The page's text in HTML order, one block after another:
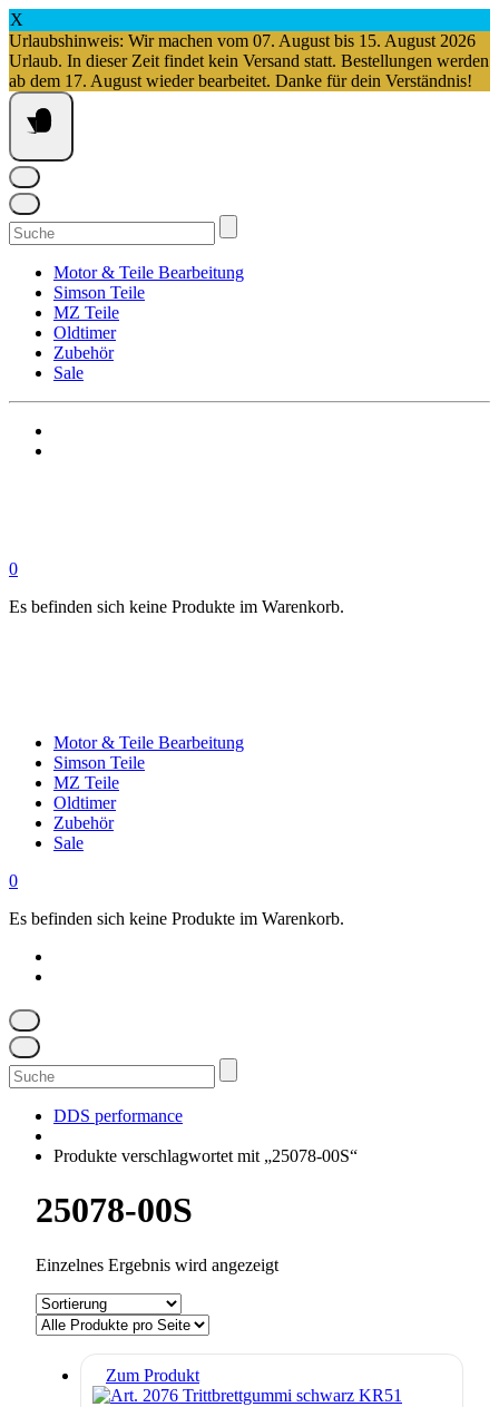
X
Urlaubshinweis: Wir machen vom 07. August bis 15. August 2026
Urlaub. In dieser Zeit findet kein Versand statt. Bestellungen werden
ab dem 17. August wieder bearbeitet. Danke für dein Verständnis!
Springe
zum
Inhalt
Suchen
nach:
Motor & Teile Bearbeitung
Simson Teile
MZ Teile
Oldtimer
Zubehör
Sale
0
Es befinden sich keine Produkte im Warenkorb.
Motor & Teile Bearbeitung
Simson Teile
MZ Teile
Oldtimer
Zubehör
Sale
0
Es befinden sich keine Produkte im Warenkorb.
Suchen
nach:
DDS performance
Produkte verschlagwortet mit „25078-00S“
25078-00S
Einzelnes Ergebnis wird angezeigt
Zum Produkt